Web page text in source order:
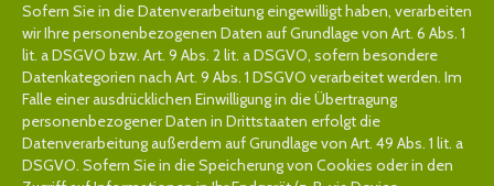
Sofern Sie in die Datenverarbeitung eingewilligt haben, verarbeiten
wir Ihre personenbezogenen Daten auf Grundlage von Art. 6 Abs. 1
lit. a DSGVO bzw. Art. 9 Abs. 2 lit. a DSGVO, sofern besondere
Datenkategorien nach Art. 9 Abs. 1 DSGVO verarbeitet werden. Im
Falle einer ausdrücklichen Einwilligung in die Übertragung
personenbezogener Daten in Drittstaaten erfolgt die
Datenverarbeitung außerdem auf Grundlage von Art. 49 Abs. 1 lit. a
DSGVO. Sofern Sie in die Speicherung von Cookies oder in den